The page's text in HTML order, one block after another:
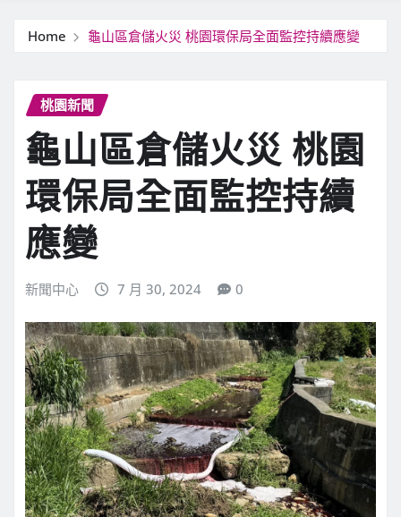
Home 龜山區倉儲火災 桃園環保局全面監控持續應變
桃園新聞
龜山區倉儲火災 桃園
環保局全面監控持續
應變
新聞中心 7 月 30, 2024 0